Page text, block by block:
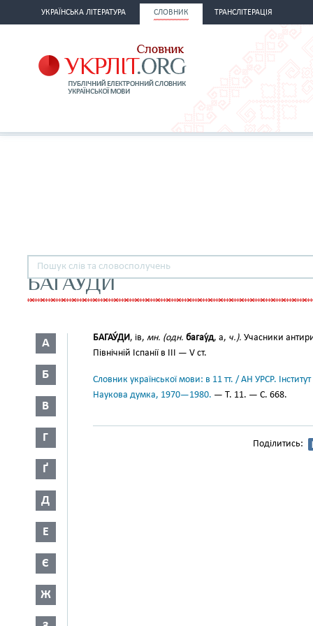
УКРАЇНСЬКА ЛІТЕРАТУРА СЛОВНИК ТРАНСЛІТЕРАЦІЯ
БАГАУДИ
А
Б
В
Г
Ґ
Д
Е
Є
Ж
БАГАУ́ДИ, ів, мн. (одн. багау́д, а, ч.). Учасники
Північній Іспанії в III — V ст.
Словник української мови: в 11 тт. / АН УРСР.
Наукова думка, 1970—1980. — Т. 11. — С. 668.
Поділитись: